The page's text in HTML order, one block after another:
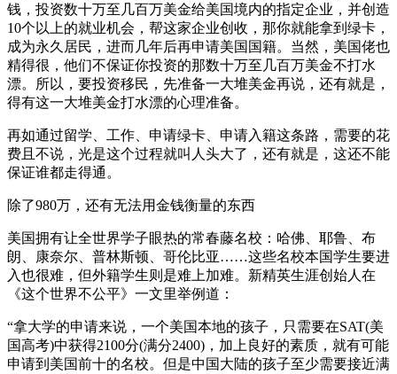
钱，投资数十万至几百万美金给美国境内的指定企业，并创造
10个以上的就业机会，帮这家企业创收，那你就能拿到绿卡，
成为永久居民，进而几年后再申请美国国籍。当然，美国佬也
精得很，他们不保证你投资的那数十万至几百万美金不打水
漂。所以，要投资移民，先准备一大堆美金再说，还有就是，
得有这一大堆美金打水漂的心理准备。
再如通过留学、工作、申请绿卡、申请入籍这条路，需要的花
费且不说，光是这个过程就叫人头大了，还有就是，这还不能
保证谁都走得通。
除了980万，还有无法用金钱衡量的东西
美国拥有让全世界学子眼热的常春藤名校：哈佛、耶鲁、布
朗、康奈尔、普林斯顿、哥伦比亚……这些名校本国学生要进
入也很难，但外籍学生则是难上加难。新精英生涯创始人在
《这个世界不公平》一文里举例道：
“拿大学的申请来说，一个美国本地的孩子，只需要在SAT(美
国高考)中获得2100分(满分2400)，加上良好的素质，就有可能
申请到美国前十的名校。但是中国大陆的孩子至少需要接近满